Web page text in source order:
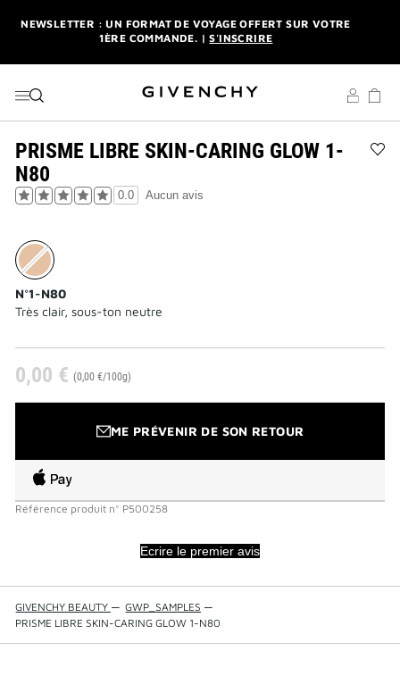
NEWSLETTER : UN FORMAT DE VOYAGE OFFERT SUR VOTRE
1ÈRE COMMANDE. |S'INSCRIRE
AVANTAGES
L'INTERDIT ELIXIR : DÈS L'ACHAT D'UN 50ML OU PLUS,
NEWSLETTER : UN FORMAT DE VOYAGE OFFERT SUR VOTRE
1ÈRE COMMANDE. |
PRISME LIBRE SKIN-CARING GLOW 1-
N80
0.0 Aucun avis
N°1-N80
Très clair, sous-ton neutre
0,00 € (0,00 €/100g)
ME PRÉVENIR DE SON RETOUR
Référence produit n° P500258
Ecrire le premier avis
GIVENCHY BEAUTY — GWP_SAMPLES —
PRISME LIBRE SKIN-CARING GLOW 1-N80